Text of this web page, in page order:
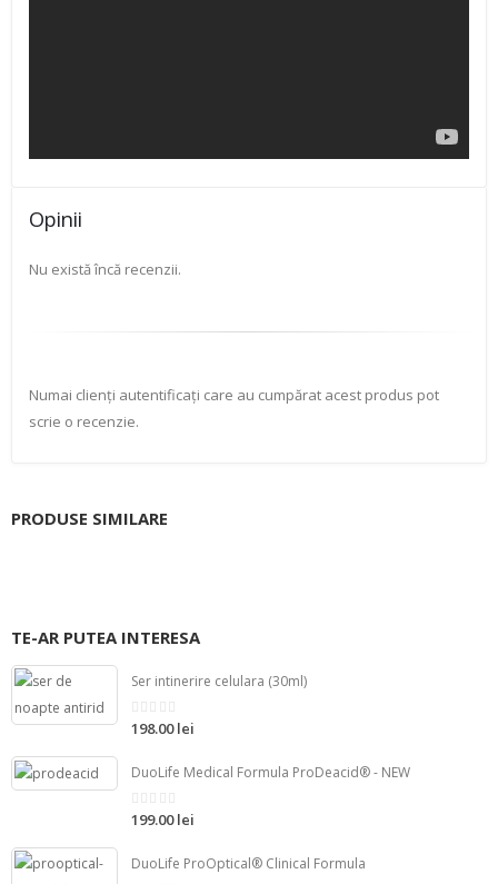
Opinii
Nu există încă recenzii.
Numai clienți autentificați care au cumpărat acest produs pot
scrie o recenzie.
PRODUSE SIMILARE
TE-AR PUTEA INTERESA
Ser intinerire celulara (30ml)
din
198.00 lei
DuoLife Medical Formula ProDeacid® - NEW
din
199.00 lei
DuoLife ProOptical® Clinical Formula